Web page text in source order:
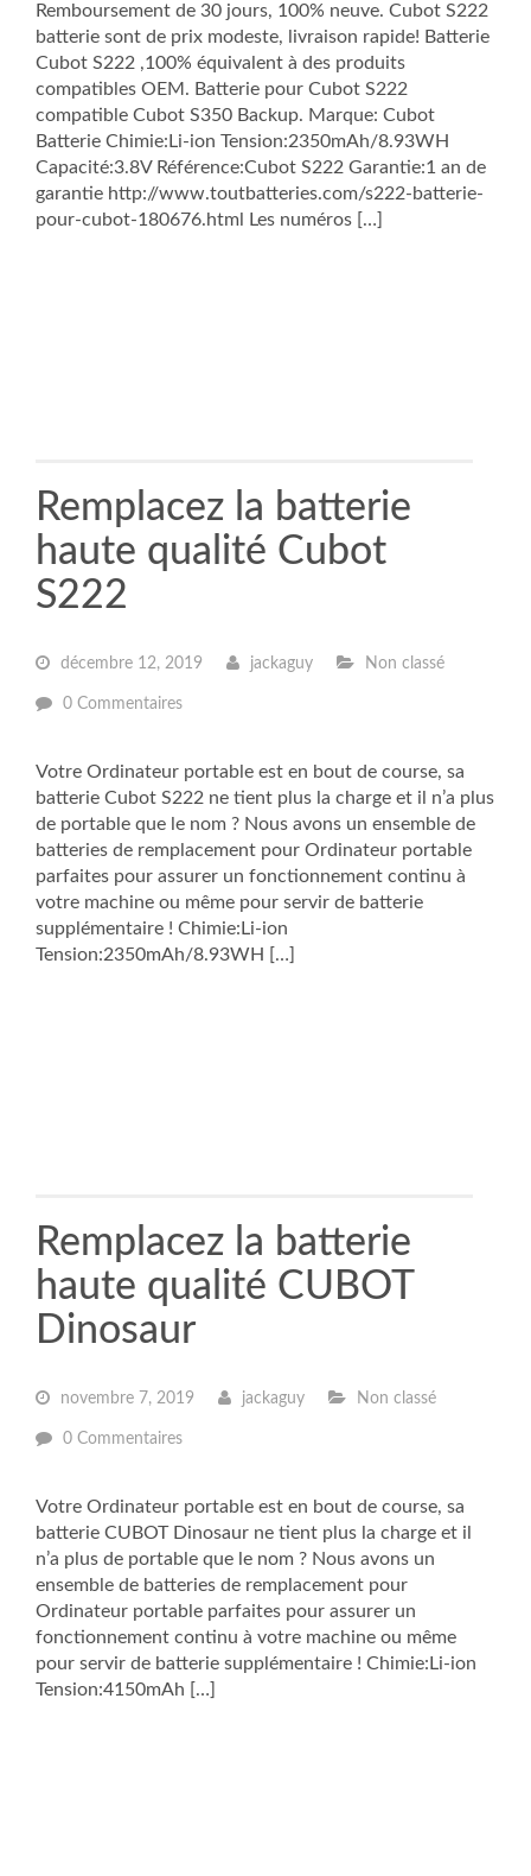
Remboursement de 30 jours, 100% neuve. Cubot S222
batterie sont de prix modeste, livraison rapide! Batterie
Cubot S222 ,100% équivalent à des produits
compatibles OEM. Batterie pour Cubot S222
compatible Cubot S350 Backup. Marque: Cubot
Batterie Chimie:Li-ion Tension:2350mAh/8.93WH
Capacité:3.8V Référence:Cubot S222 Garantie:1 an de
garantie http://www.toutbatteries.com/s222-batterie-
pour-cubot-180676.html Les numéros […]
Remplacez la batterie
haute qualité Cubot
S222
décembre 12, 2019 jackaguy Non classé
0 Commentaires
Votre Ordinateur portable est en bout de course, sa
batterie Cubot S222 ne tient plus la charge et il n’a plus
de portable que le nom ? Nous avons un ensemble de
batteries de remplacement pour Ordinateur portable
parfaites pour assurer un fonctionnement continu à
votre machine ou même pour servir de batterie
supplémentaire ! Chimie:Li-ion
Tension:2350mAh/8.93WH […]
Remplacez la batterie
haute qualité CUBOT
Dinosaur
novembre 7, 2019 jackaguy Non classé
0 Commentaires
Votre Ordinateur portable est en bout de course, sa
batterie CUBOT Dinosaur ne tient plus la charge et il
n’a plus de portable que le nom ? Nous avons un
ensemble de batteries de remplacement pour
Ordinateur portable parfaites pour assurer un
fonctionnement continu à votre machine ou même
pour servir de batterie supplémentaire ! Chimie:Li-ion
Tension:4150mAh […]